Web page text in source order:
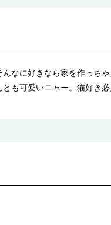
なに好きなら家を作っ
も可愛いニャー。猫好き必